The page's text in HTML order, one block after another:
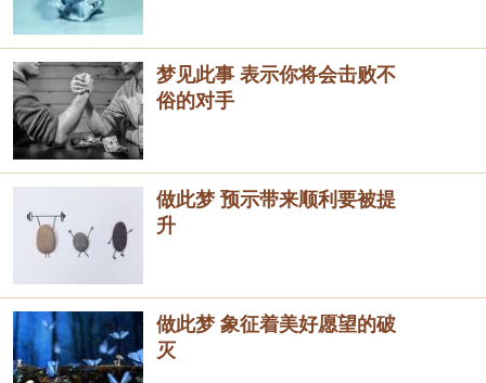
梦见此事 表示你将会击败不
俗的对手
做此梦 预示带来顺利要被提
升
做此梦 象征着美好愿望的破
灭